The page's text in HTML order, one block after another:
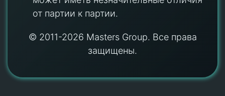
от партии к партии.
© 2011-2026 Masters Group. Все права
защищены.